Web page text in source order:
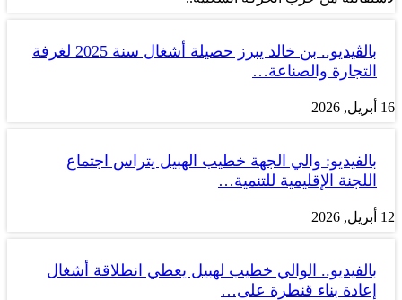
بالڤيديو.. بن خالد يبرز حصيلة أشغال سنة 2025 لغرفة
التجارة والصناعة…
16 أبريل, 2026
بالفيديو: والي الجهة خطيب الهبيل يتراس اجتماع
اللجنة الإقليمية للتنمية…
12 أبريل, 2026
بالفيديو.. الوالي خطيب لهبيل يعطي انطلاقة أشغال
إعادة بناء قنطرة على…